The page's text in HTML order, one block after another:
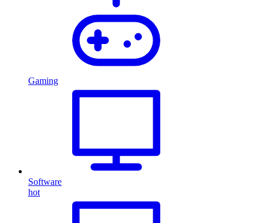
Gaming
Software
hot